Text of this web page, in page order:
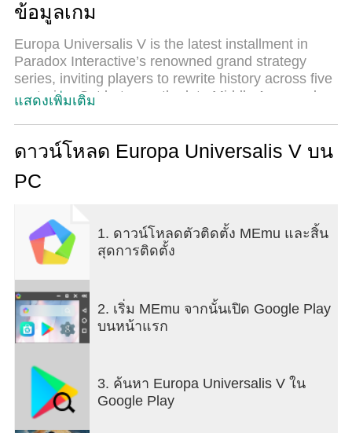
ข้อมูลเกม
Europa Universalis V is the latest installment in
Paradox Interactive’s renowned grand strategy
series, inviting players to rewrite history across five
centuries. Set between the late Middle Ages and
nation’s destiny through war, diplomacy, trade, and
colonization. At its core, Europa Universalis V
challenges players to manage complex political,
wars to expand your territory, negotiate alliances
and treaties to strengthen your position, or develop
trade networks to increase your wealth and
influence. Every decision impacts your nation’s
careful planning and strategic foresight. The
game’s map spans the entire globe, allowing you to
play as any nation from small city-states to powerful
different strategies depending on your chosen
country’s strengths and weaknesses. For example,
a maritime nation might focus on naval dominance
แสดงเพิ่มเติม
ดาวน์โหลด Europa Universalis V บน
PC
1. ดาวน์โหลดตัวติดตั้ง MEmu และสิ้น
สุดการติดตั้ง
2. เริ่ม MEmu จากนั้นเปิด Google Play
บนหน้าแรก
3. ค้นหา Europa Universalis V ใน
Google Play